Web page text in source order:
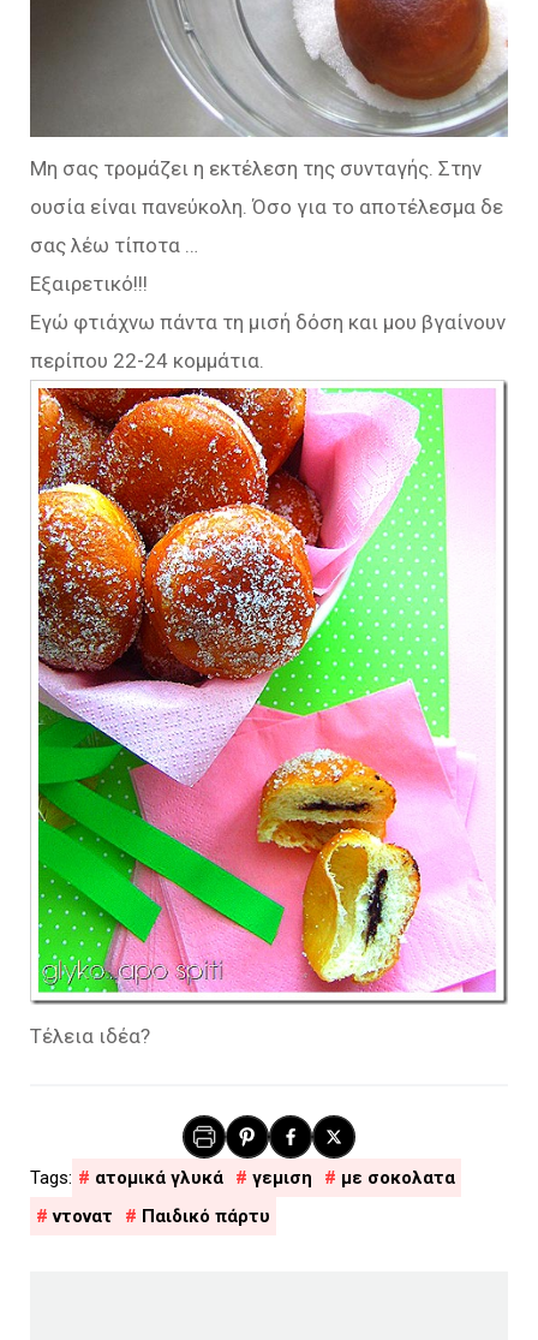
Μη σας τρομάζει η εκτέλεση της συνταγής. Στην
ουσία είναι πανεύκολη. Όσο για το αποτέλεσμα δε
σας λέω τίποτα …
Εξαιρετικό!!!
Εγώ φτιάχνω πάντα τη μισή δόση και μου βγαίνουν
περίπου 22-24 κομμάτια.
Τέλεια ιδέα?
ατομικά γλυκά γεμιση
με σοκολατα
ντονατ
Παιδικό πάρτυ